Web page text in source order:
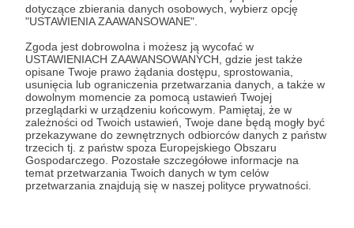
dotyczące zbierania danych osobowych, wybierz opcję
"USTAWIENIA ZAAWANSOWANE".
Zgoda jest dobrowolna i możesz ją wycofać w
USTAWIENIACH ZAAWANSOWANYCH, gdzie jest także
opisane Twoje prawo żądania dostępu, sprostowania,
usunięcia lub ograniczenia przetwarzania danych, a także w
dowolnym momencie za pomocą ustawień Twojej
przeglądarki w urządzeniu końcowym. Pamiętaj, że w
zależności od Twoich ustawień, Twoje dane będą mogły być
przekazywane do zewnętrznych odbiorców danych z państw
trzecich tj. z państw spoza Europejskiego Obszaru
Gospodarczego. Pozostałe szczegółowe informacje na
temat przetwarzania Twoich danych w tym celów
przetwarzania znajdują się w naszej polityce prywatności.
70 zł miesięcznie
Jeju, dziękuję! 🥰 Wyślę do Ciebie kartkę
pocztową prosto z Kanady! 📬🇨🇦 Odpisz tylko
na mojego maila podając adres 😉
+ A do tego wszystko z poprzednich progów!
Patroni: 1 Limit: 100